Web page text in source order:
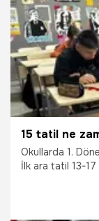
5.10.2024
Okullarda 1.
İlk ara tatil 13-17